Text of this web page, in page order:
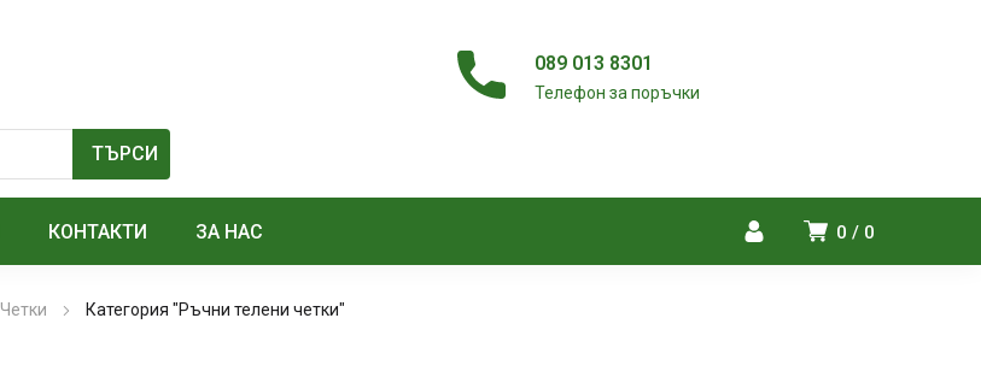
089 013 8301
Телефон за поръчки
0 0
КОНТАКТИ ЗА НАС
Четки Категория "Ръчни телени четки"